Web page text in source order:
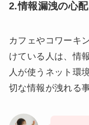
2.情報漏洩の心
カフェやコワーキ
けている人は、情
人が使うネット環
切な情報が洩れる